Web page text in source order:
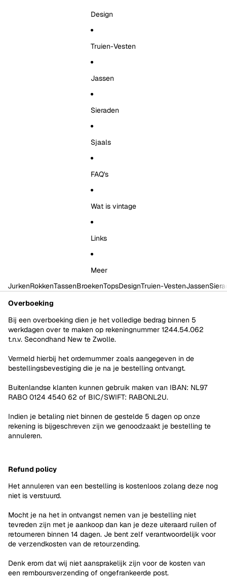
Design
Truien-Vesten
Jassen
Sieraden
Sjaals
FAQ's
Wat is vintage
Links
Meer
JurkenRokkenTassenBroekenTopsDesignTruien-VestenJassen
Overboeking
Bij een overboeking dien je het volledige bedrag binnen 5
werkdagen over te maken op rekeningnummer 1244.54.062
t.n.v. Secondhand New te Zwolle.
Vermeld hierbij het ordernummer zoals aangegeven in de
bestellingsbevestiging die je na je bestelling ontvangt.
Buitenlandse klanten kunnen gebruik maken van IBAN: NL97
RABO 0124 4540 62 of BIC/SWIFT: RABONL2U.
Indien je betaling niet binnen de gestelde 5 dagen op onze
rekening is bijgeschreven zijn we genoodzaakt je bestelling te
annuleren.
Refund policy
Het annuleren van een bestelling is kostenloos zolang deze nog
niet is verstuurd.
Mocht je na het in ontvangst nemen van je bestelling niet
tevreden zijn met je aankoop dan kan je deze uiteraard ruilen of
retourneren binnen 14 dagen. Je bent zelf verantwoordelijk voor
de verzendkosten van de retourzending.
Denk erom dat wij niet aansprakelijk zijn voor de kosten van
een remboursverzending of ongefrankeerde post.